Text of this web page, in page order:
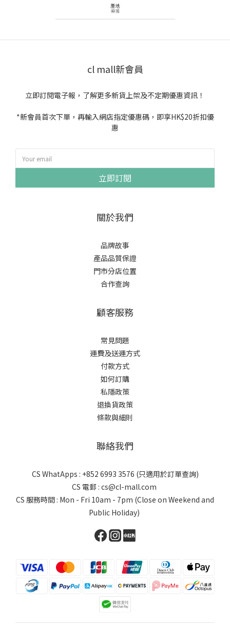
cl mall新會員
立即訂閱電子報，了解更多新貨上架及不定期優惠資訊！
*新會員首次下單，再輸入網店指定優惠碼，即享HK$20折扣優
惠
立即訂閱
關於我們
品牌故事
產品品質保證
門市分店位置
合作查詢
顧客服務
常見問題
運費及送運方式
付款方式
如何訂購
私隱政策
退換貨政策
條款與細則
聯絡我們
CS WhatApps : +852 6993 3576 (只適用於訂單查詢)
CS 電郵 : cs@cl-mall.com
CS 服務時間 : Mon - Fri 10am - 7pm (Close on Weekend and
Public Holiday)